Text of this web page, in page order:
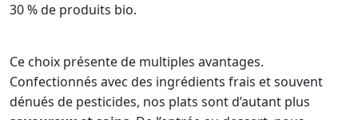
30 % de produits bio.
Ce choix présente de multiples avantages.
Confectionnés avec des ingrédients frais et souvent
dénués de pesticides, nos plats sont d’autant plus